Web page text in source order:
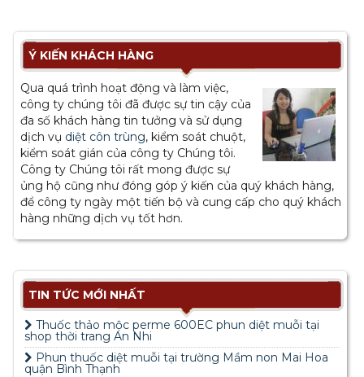
Ý KIẾN KHÁCH HÀNG
Qua quá trình hoạt động và làm việc,
công ty chúng tôi đã được sự tin cậy của
đa số khách hàng tin tưởng và sử dụng
dịch vụ diệt côn trùng, kiểm soát chuột,
kiểm soát gián của công ty Chúng tôi.
Công ty Chúng tôi rất mong được sự
ủng hộ cũng như đóng góp ý kiến của quý khách hàng,
để công ty ngày một tiến bộ và cung cấp cho quý khách
hàng những dịch vụ tốt hơn.
TIN TỨC MỚI NHẤT
Thuốc thảo mộc perme 600EC phun diệt muỗi tại
shop thời trang An Nhi
Phun thuốc diệt muỗi tại trường Mầm non Mai Hoa
quận Bình Thạnh